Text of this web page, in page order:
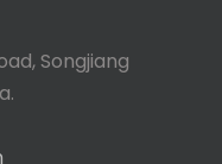
Songjiang